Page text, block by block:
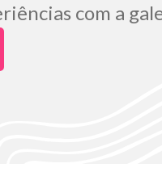
com a